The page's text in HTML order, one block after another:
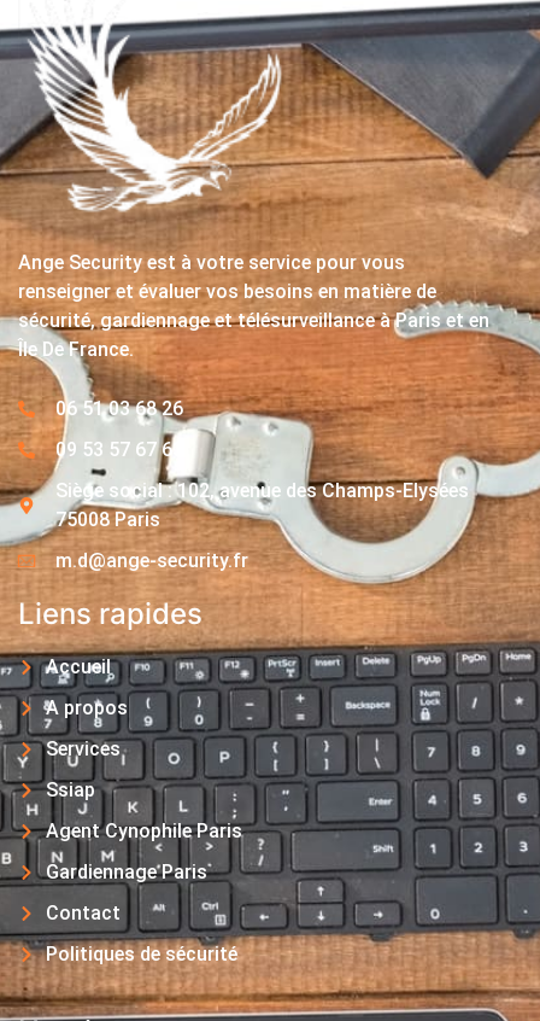
Ange Security est à votre service pour vous
renseigner et évaluer vos besoins en matière de
sécurité, gardiennage et télésurveillance à Paris et en
Île De France.
06 51 03 68 26
09 53 57 67 63
Siège social : 102, avenue des Champs-Elysées
75008 Paris
m.d@ange-security.fr
Liens rapides
Accueil
A propos
Services
Ssiap
Agent Cynophile Paris
Gardiennage Paris
Contact
Politiques de sécurité